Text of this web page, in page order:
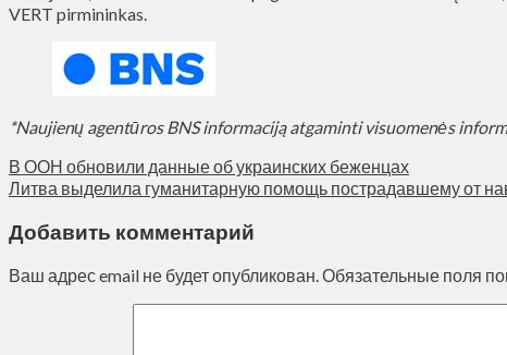
VERT pirmininkas.
*Naujienų agentūros BNS informaciją atgaminti visuomenės
В ООН обновили данные об украинских беженцах
Литва выделила гуманитарную помощь пострадавшему от
Добавить комментарий
Ваш адрес email не будет опубликован.Обязательные поля